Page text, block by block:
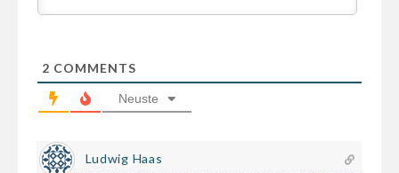
2 COMMENTS
Neuste
Ludwig Haas